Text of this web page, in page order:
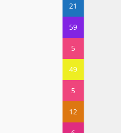
21
59
5
49
5
12